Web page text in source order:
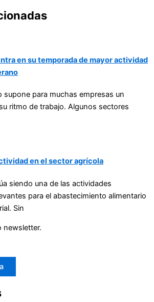
en su temporada de mayor actividad
supone para muchas empresas un
ritmo de trabajo. Algunos sectores
en el sector agrícola
siendo una de las actividades
para el abastecimiento alimentario
Sin
newsletter.